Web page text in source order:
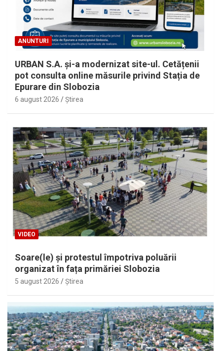
ANUNTURI
URBAN S.A. și-a modernizat site-ul. Cetățenii
pot consulta online măsurile privind Stația de
Epurare din Slobozia
6 august 2026 Ştirea
VIDEO
Soare(le) și protestul împotriva poluării
organizat în fața primăriei Slobozia
5 august 2026 Ştirea